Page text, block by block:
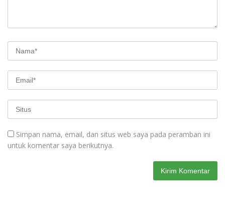
Simpan nama, email, dan situs web saya pada peramban ini
untuk komentar saya berikutnya.